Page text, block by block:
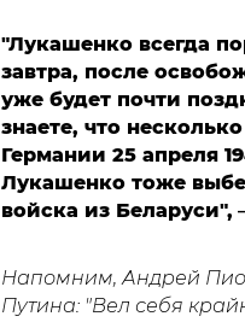
"Лукашенко всегда
завтра, после
уже будет почти
знаете, что
Германии 25 апреля
Лукашенко тоже
войска из Беларуси",
Напомним, Андрей
Путина: "Вел себя